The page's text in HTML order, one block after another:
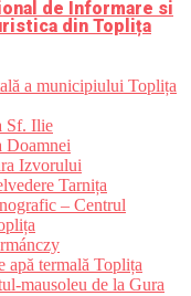
de Informare si
din Toplița
a municipiului Toplița
Sf. Ilie
Doamnei
Izvorului
Tarnița
– Centrul
apă termală Toplița
mausoleu de la Gura